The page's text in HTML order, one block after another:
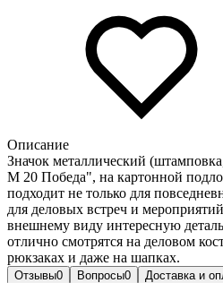
Описание
Значок металлический
М 20 Победа", на картонной
подходит не только для
для деловых встреч и
внешнему виду интересную
отлично смотрятся на деловом
рюкзаках и даже на шапках.
Отзывы0 Вопросы0 Доставка и